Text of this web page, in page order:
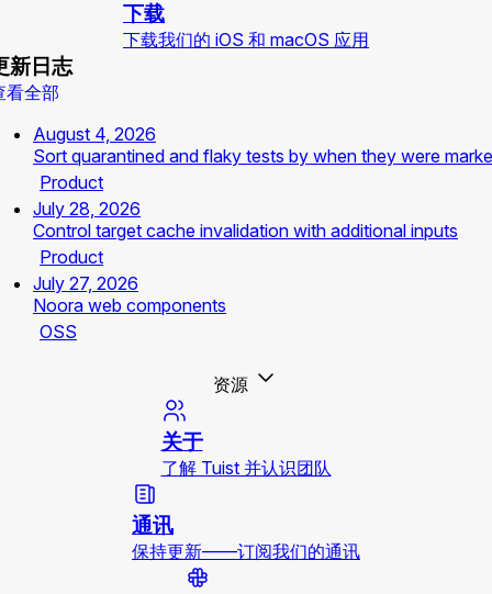
下载
下载我们的 iOS 和 macOS 应用
新日志
看全部
August 4, 2026
Sort quarantined and flaky tests by when they were
Product
July 28, 2026
Control target cache invalidation with additional inputs
Product
July 27, 2026
Noora web components
OSS
资源
关于
了解 Tuist 并认识团队
通讯
保持更新——订阅我们的通讯